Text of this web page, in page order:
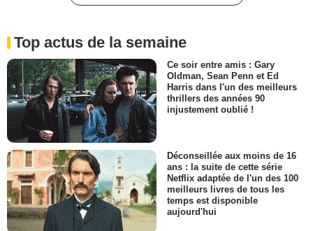
Top actus de la semaine
Ce soir entre amis : Gary
Oldman, Sean Penn et Ed
Harris dans l'un des meilleurs
thrillers des années 90
injustement oublié !
Déconseillée aux moins de 16
ans : la suite de cette série
Netflix adaptée de l'un des 100
meilleurs livres de tous les
temps est disponible
aujourd'hui